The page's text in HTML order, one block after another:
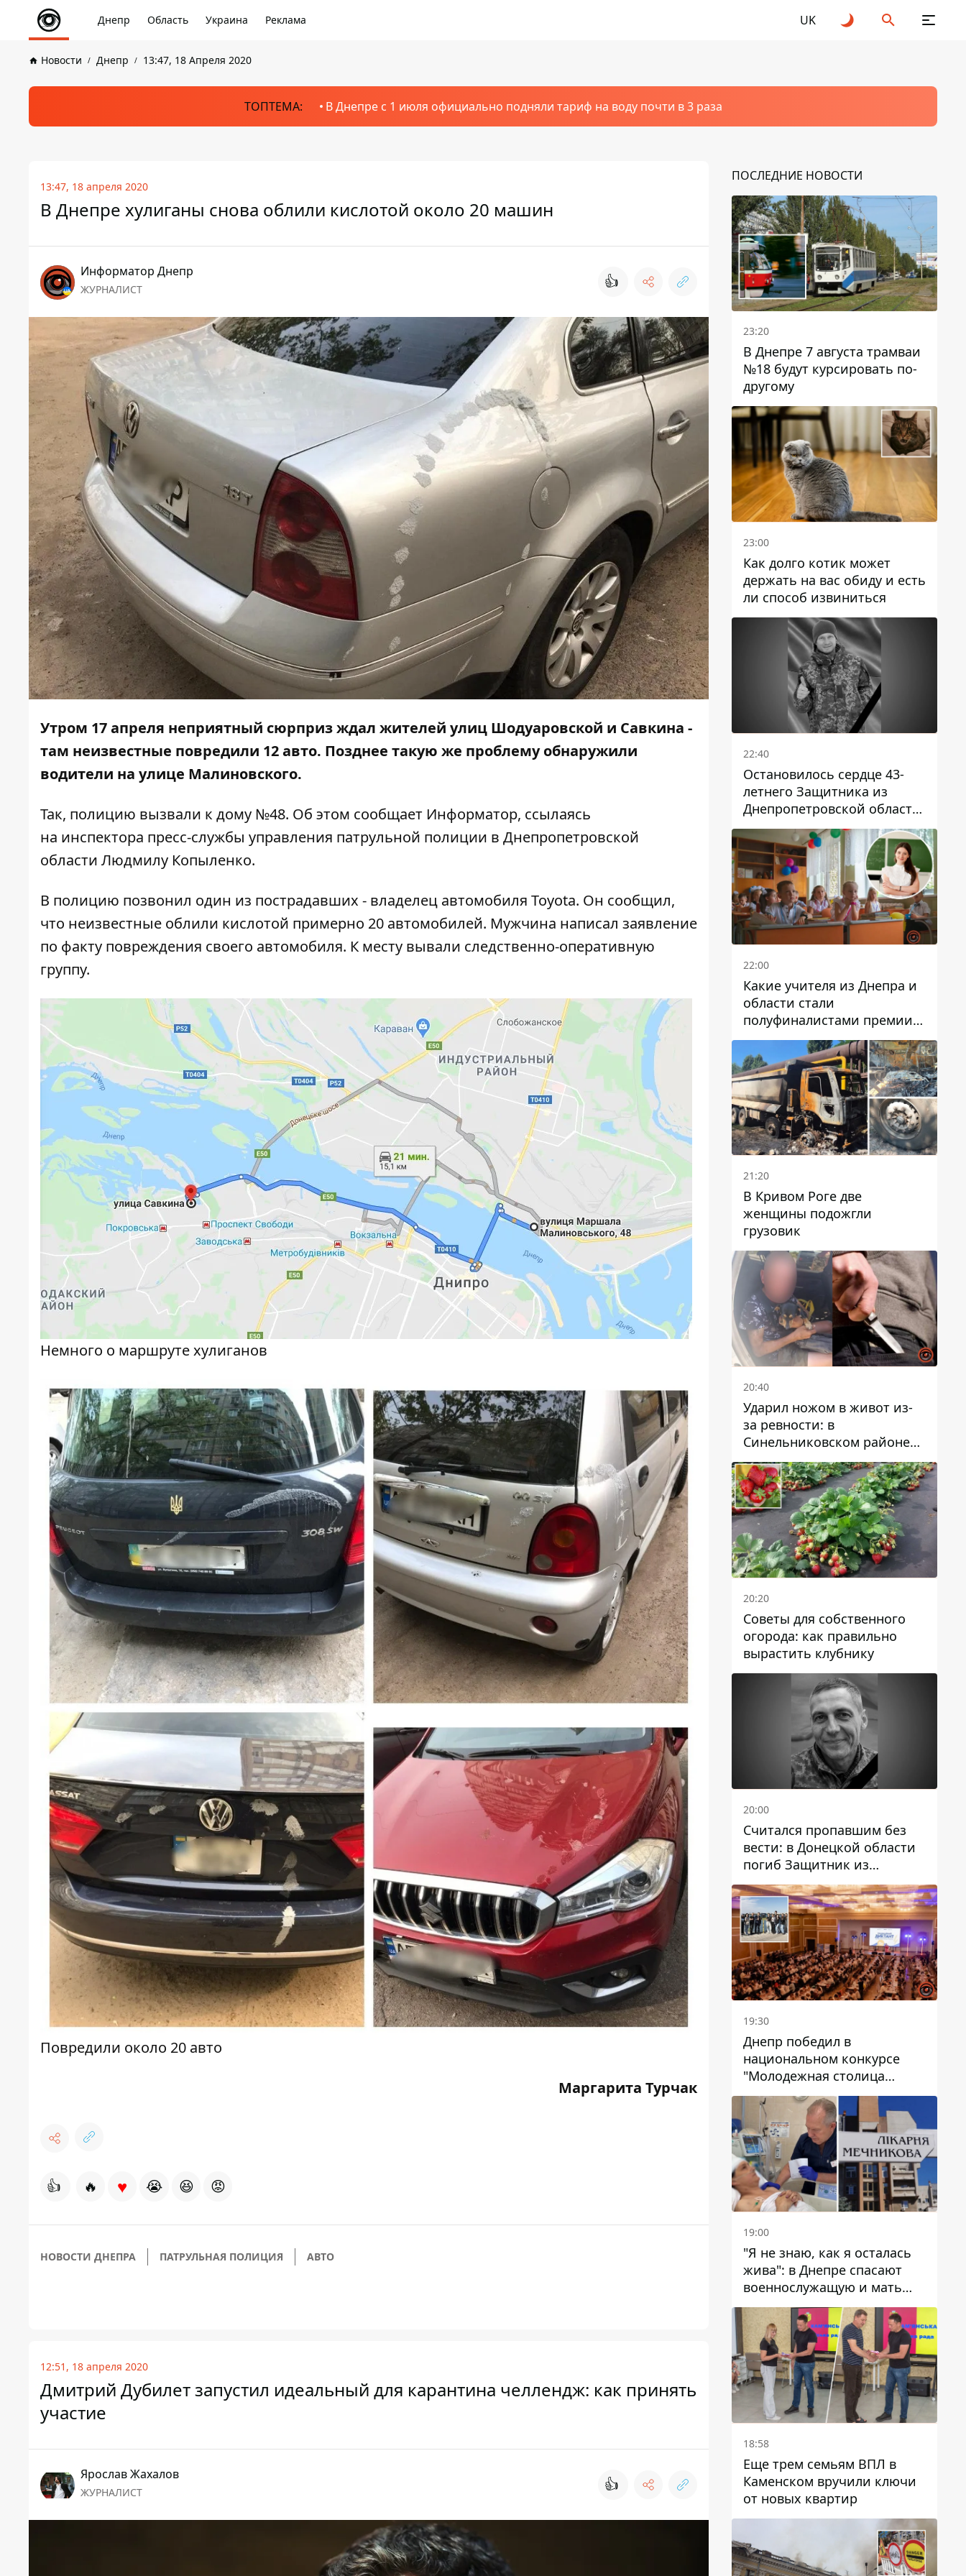
Днепр Область Украина Реклама UK
Новости Днепр 13:47, 18 Апреля 2020
ТОПТЕМА: В Днепре с 1 июля официально подняли тариф на воду почти в 3 раза
13:47, 18 апреля 2020
В Днепре хулиганы снова облили кислотой около 20 машин
Информатор Днепр
ЖУРНАЛИСТ 👍
Утром 17 апреля неприятный сюрприз ждал жителей улиц Шодуаровской и Савкина -
там неизвестные повредили 12 авто. Позднее такую же проблему обнаружили
водители на улице Малиновского.
Так, полицию вызвали к дому №48. Об этом сообщает Информатор, ссылаясь
на инспектора пресс-службы управления патрульной полиции в Днепропетровской
области Людмилу Копыленко.
В полицию позвонил один из пострадавших - владелец автомобиля Toyota. Он сообщил,
что неизвестные облили кислотой примерно 20 автомобилей. Мужчина написал заявление
по факту повреждения своего автомобиля. К месту вывали следственно-оперативную
группу.
Немного о маршруте хулиганов
Повредили около 20 авто
Маргарита Турчак
👍 🔥 ♥ 😭 😆 😡
НОВОСТИ ДНЕПРА ПАТРУЛЬНАЯ ПОЛИЦИЯ АВТО
12:51, 18 апреля 2020
Дмитрий Дубилет запустил идеальный для карантина челлендж: как принять
участие
Ярослав Жахалов
ЖУРНАЛИСТ 👍
ПОСЛЕДНИЕ НОВОСТИ
23:20
В Днепре 7 августа трамваи
№18 будут курсировать по-
другому
23:00
Как долго котик может
держать на вас обиду и есть
ли способ извиниться
22:40
Остановилось сердце 43-
летнего Защитника из
Днепропетровской области
Евгения Зинченко
22:00
Какие учителя из Днепра и
области стали
полуфиналистами премии
Global Teacher Prize Ukraine
2026
21:20
В Кривом Роге две
женщины подожгли
грузовик
20:40
Ударил ножом в живот из-
за ревности: в
Синельниковском районе
задержали 49-летнего
мужчину за убийство
20:20
Советы для собственного
огорода: как правильно
вырастить клубнику
20:00
Считался пропавшим без
вести: в Донецкой области
погиб Защитник из
Каменского Антон
Красовский
19:30
Днепр победил в
национальном конкурсе
"Молодежная столица
Украины – 2026"
19:00
"Я не знаю, как я осталась
жива": в Днепре спасают
военнослужащую и мать
четверых детей, которую
ранил КАБ
18:58
Еще трем семьям ВПЛ в
Каменском вручили ключи
от новых квартир